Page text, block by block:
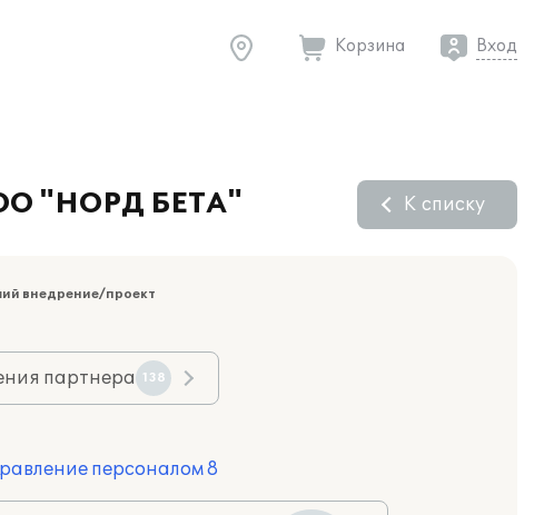
Корзина Вход
"НОРД БЕТА" К списку
внедрение/проект
партнера 138
персоналом 8